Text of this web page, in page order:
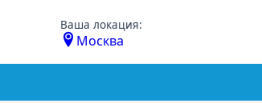
Ваша локация:
Москва